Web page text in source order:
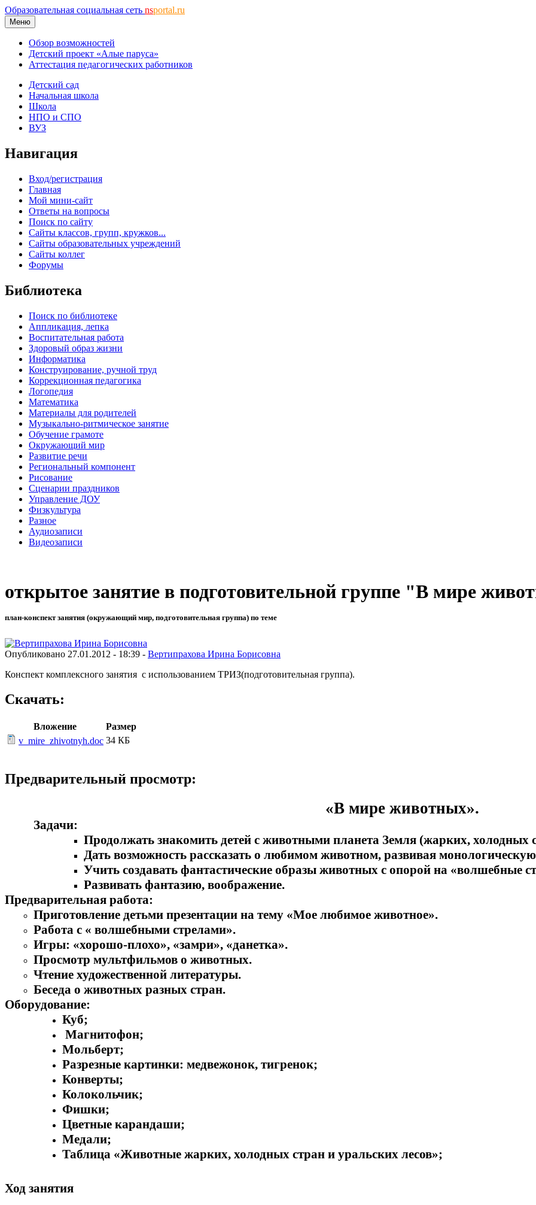
Образовательная социальная сеть nsportal.ru
Меню
Обзор возможностей
Детский проект «Алые паруса»
Аттестация педагогических работников
Детский сад
Начальная школа
Школа
НПО и СПО
ВУЗ
Навигация
Вход/регистрация
Главная
Мой мини-сайт
Ответы на вопросы
Поиск по сайту
Сайты классов, групп, кружков...
Сайты образовательных учреждений
Сайты коллег
Форумы
Библиотека
Поиск по библиотеке
Аппликация, лепка
Воспитательная работа
Здоровый образ жизни
Информатика
Конструирование, ручной труд
Коррекционная педагогика
Логопедия
Математика
Материалы для родителей
Музыкально-ритмическое занятие
Обучение грамоте
Окружающий мир
Развитие речи
Региональный компонент
Рисование
Сценарии праздников
Управление ДОУ
Физкультура
Разное
Аудиозаписи
Видеозаписи
открытое занятие в подготовительной группе "В мире
план-конспект занятия (окружающий мир, подготовительная группа) по теме
Опубликовано 27.01.2012 - 18:39 - Вертипрахова Ирина Борисовна
Конспект комплексного занятия с использованием ТРИЗ(подготовительная группа).
Скачать:
Вложение
Размер
v_mire_zhivotnyh.doc 34 КБ
Предварительный просмотр:
«В мире животных».
Задачи:
Продолжать знакомить детей с животными планета Земля (жарких, холодных
Дать возможность рассказать о любимом животном, развивая
Учить создавать фантастические образы животных с опорой на «волшебные
Развивать фантазию, воображение.
Предварительная работа:
Приготовление детьми презентации на тему «Мое любимое животное».
Работа с « волшебными стрелами».
Игры: «хорошо-плохо», «замри», «данетка».
Просмотр мультфильмов о животных.
Чтение художественной литературы.
Беседа о животных разных стран.
Оборудование:
Куб;
Магнитофон;
Мольберт;
Разрезные картинки: медвежонок, тигренок;
Конверты;
Колокольчик;
Фишки;
Цветные карандаши;
Медали;
Таблица «Животные жарких, холодных стран и уральских лесов»;
Ход занятия